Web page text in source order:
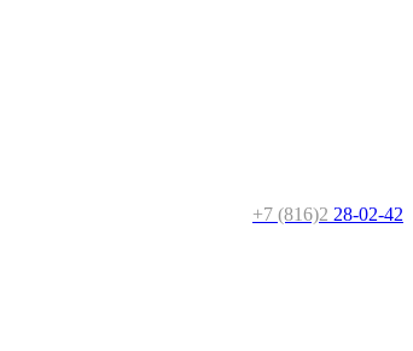
+7 (816)2 28-02-42